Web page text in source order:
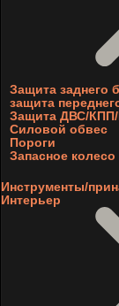
Защита заднего
защита
Защита ДВС/
Силовой обвес
Пороги
Запасное колесо
Инструменты/
Интерьер